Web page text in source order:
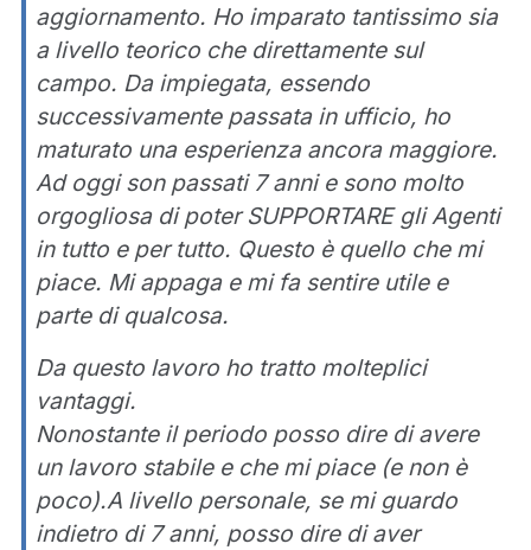
aggiornamento. Ho imparato tantissimo sia
a livello teorico che direttamente sul
campo. Da impiegata, essendo
successivamente passata in ufficio, ho
maturato una esperienza ancora maggiore.
Ad oggi son passati 7 anni e sono molto
orgogliosa di poter SUPPORTARE gli Agenti
in tutto e per tutto. Questo è quello che mi
piace. Mi appaga e mi fa sentire utile e
parte di qualcosa.
Da questo lavoro ho tratto molteplici
vantaggi.
Nonostante il periodo posso dire di avere
un lavoro stabile e che mi piace (e non è
poco).A livello personale, se mi guardo
indietro di 7 anni, posso dire di aver